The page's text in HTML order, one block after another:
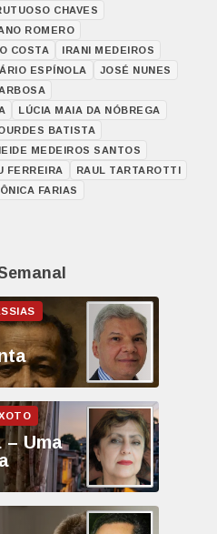
CHAVES
ROMERO
COSTA
IRANI MEDEIROS
ESPÍNOLA
JOSÉ NUNES
LÚCIA MAIA DA NÓBREGA
BATISTA
MEDEIROS SANTOS
FERREIRA
RAUL TARTAROTTI
FARIAS
– Uma